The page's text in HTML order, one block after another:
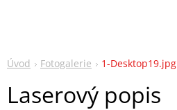
Úvod Fotogalerie 1-Desktop19.jpg
Laserový popis